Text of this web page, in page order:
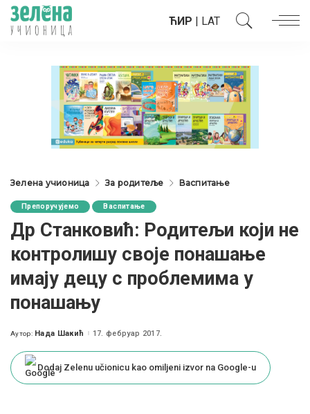
ЋИР | LAT
Зелена учионица За родитеље Васпитање
Препоручујемо Васпитање
Др Станковић: Родитељи који не
контролишу своје понашање
имају децу с проблемима у
понашању
Posted
Аутор: Нада Шакић 17. фебруар 2017.
Dodaj Zelenu učionicu kao omiljeni izvor na Google-u